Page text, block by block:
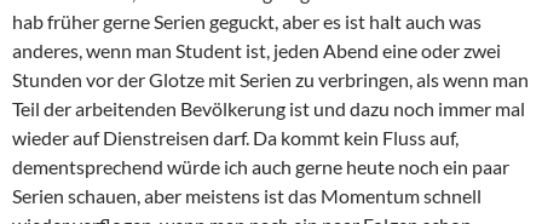
hab früher gerne Serien geguckt, aber es ist halt auch was
anderes, wenn man Student ist, jeden Abend eine oder zwei
Stunden vor der Glotze mit Serien zu verbringen, als wenn man
Teil der arbeitenden Bevölkerung ist und dazu noch immer mal
wieder auf Dienstreisen darf. Da kommt kein Fluss auf,
dementsprechend würde ich auch gerne heute noch ein paar
Serien schauen, aber meistens ist das Momentum schnell